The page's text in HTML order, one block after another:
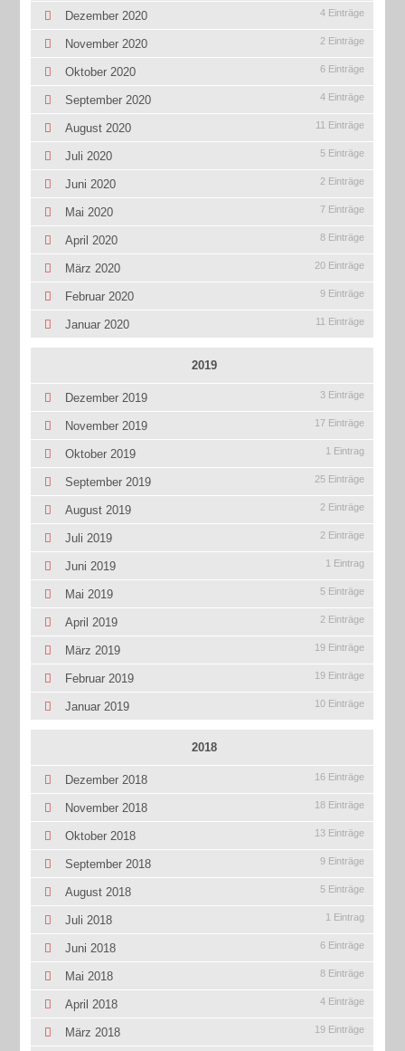
Dezember 2020 4 Einträge
November 2020 2 Einträge
Oktober 2020 6 Einträge
September 2020 4 Einträge
August 2020 11 Einträge
Juli 2020 5 Einträge
Juni 2020 2 Einträge
Mai 2020 7 Einträge
April 2020 8 Einträge
März 2020 20 Einträge
Februar 2020 9 Einträge
Januar 2020 11 Einträge
2019
Dezember 2019 3 Einträge
November 2019 17 Einträge
Oktober 2019 1 Eintrag
September 2019 25 Einträge
August 2019 2 Einträge
Juli 2019 2 Einträge
Juni 2019 1 Eintrag
Mai 2019 5 Einträge
April 2019 2 Einträge
März 2019 19 Einträge
Februar 2019 19 Einträge
Januar 2019 10 Einträge
2018
Dezember 2018 16 Einträge
November 2018 18 Einträge
Oktober 2018 13 Einträge
September 2018 9 Einträge
August 2018 5 Einträge
Juli 2018 1 Eintrag
Juni 2018 6 Einträge
Mai 2018 8 Einträge
April 2018 4 Einträge
März 2018 19 Einträge